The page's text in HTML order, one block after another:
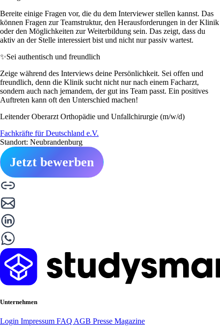
Bereite einige Fragen vor, die du dem Interviewer stellen kannst. Das
können Fragen zur Teamstruktur, den Herausforderungen in der Klinik
oder den Möglichkeiten zur Weiterbildung sein. Das zeigt, dass du
aktiv an der Stelle interessiert bist und nicht nur passiv wartest.
✨Sei authentisch und freundlich
Zeige während des Interviews deine Persönlichkeit. Sei offen und
freundlich, denn die Klinik sucht nicht nur nach einem Facharzt,
sondern auch nach jemandem, der gut ins Team passt. Ein positives
Auftreten kann oft den Unterschied machen!
Leitender Oberarzt Orthopädie und Unfallchirurgie (m/w/d)
Fachkräfte für Deutschland e.V.
Standort: Neubrandenburg
Jetzt bewerben
Unternehmen
Login Impressum FAQ AGB Presse Magazine